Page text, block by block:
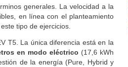
generales. La velocidad a la
en línea con el planteamiento
tipo de ejercicios.
T5. La única diferencia está en la
en modo eléctrico (17,6 kWh
de la energía (Pure, Hybrid y